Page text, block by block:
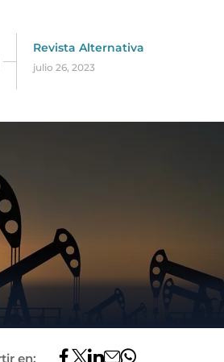
Revista Alternativa
julio 26, 2023
en: